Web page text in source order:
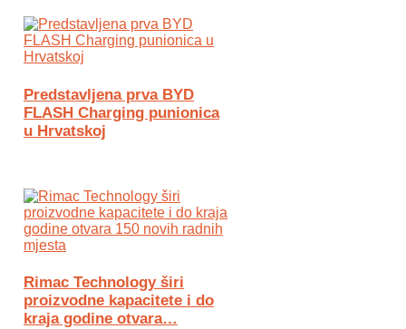
Predstavljena prva BYD
FLASH Charging punionica
u Hrvatskoj
Rimac Technology širi
proizvodne kapacitete i do
kraja godine otvara…